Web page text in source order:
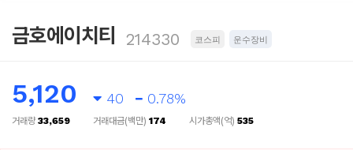
금호에이치티 214330 코스피 운수장비
5,120 40 0.78%
거래량33,659 거래대금(백만) 174 시가총액(억) 535